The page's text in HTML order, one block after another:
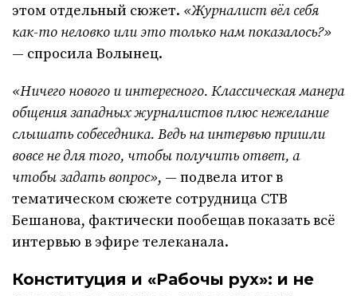
этом отдельный сюжет. «Журналист вёл себя
как-то неловко или это только нам показалось?»
— спросила Волынец.
«Ничего нового и интересного. Классическая манера
общения западных журналистов плюс нежелание
слышать собеседника. Ведь на интервью пришли
вовсе не для того, чтобы получить ответ, а
чтобы задать вопрос», — подвела итог в
тематическом сюжете сотрудница СТВ
Бешанова, фактически пообещав показать всё
интервью в эфире телеканала.
Конституция и «Рабочы рух»: и не